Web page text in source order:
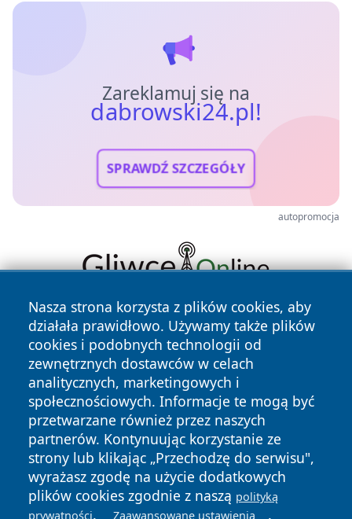
Zareklamuj się na
dabrowski24.pl!
SPRAWDŹ SZCZEGÓŁY
autopromocja
Nasza strona korzysta z plików cookies, aby
działała prawidłowo. Używamy także plików
cookies i podobnych technologii od
zewnętrznych dostawców w celach
analitycznych, marketingowych i
społecznościowych. Informacje te mogą być
przetwarzane również przez naszych
partnerów. Kontynuując korzystanie ze
strony lub klikając „Przechodzę do serwisu",
wyrażasz zgodę na użycie dodatkowych
plików cookies zgodnie z naszą polityką
prywatności. Zaawansowane ustawienia .
Copyright © 2026 dabrowski24.pl Wszystkie prawa
zastrzeżone.
News Autorzy
Polityka
Prywatności
Polityka
Cookies